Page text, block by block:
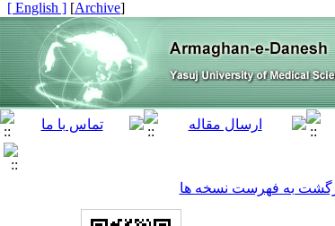
[
Archive
]
[ English ]
به فهرست نسخه ها